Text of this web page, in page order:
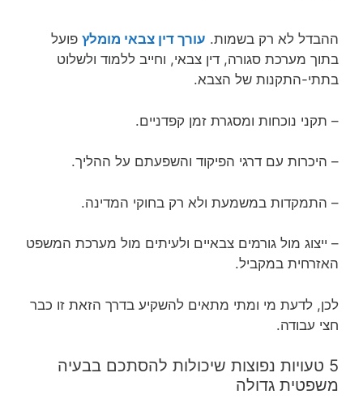
ההבדל לא רק בשמות. עורך דין צבאי מומלץ פועל
בתוך מערכת סגורה, דין צבאי, וחייב ללמוד ולשלוט
בתתי-התקנות של הצבא.
– תקני נוכחות ומסגרת זמן קפדניים.
– היכרות עם דרגי הפיקוד והשפעתם על ההליך.
– התמקדות במשמעת ולא רק בחוקי המדינה.
– ייצוג מול גורמים צבאיים ולעיתים מול מערכת המשפט
האזרחית במקביל.
לכן, לדעת מי ומתי מתאים להשקיע בדרך הזאת זו כבר
חצי עבודה.
5 טעויות נפוצות שיכולות להסתכם בבעיה
משפטית גדולה